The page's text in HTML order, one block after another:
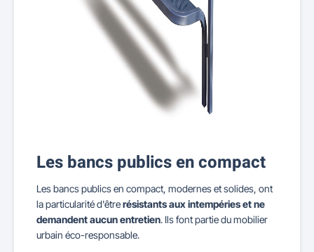
Les bancs publics en compact
Les bancs publics en compact, modernes et solides, ont
la particularité d'êtrerésistants aux intempéries et ne
demandent aucun entretien. Ils font partie du mobilier
urbain éco-responsable.